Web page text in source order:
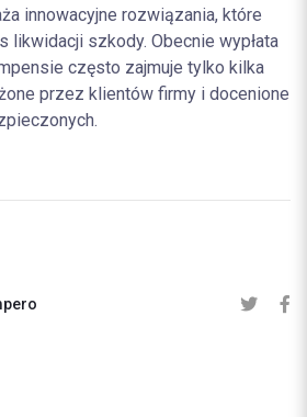
innowacyjne rozwiązania, które
likwidacji szkody. Obecnie wypłata
często zajmuje tylko kilka
przez klientów firmy i docenione